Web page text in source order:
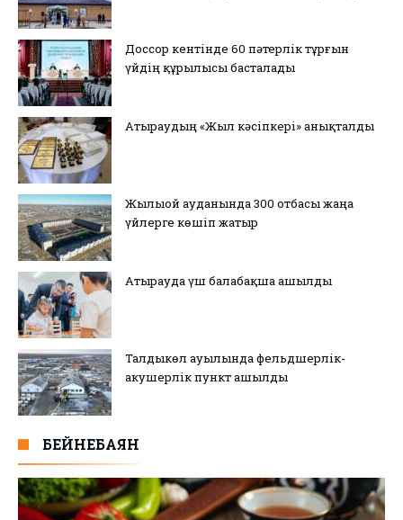
Доссор кентінде 60 пәтерлік тұрғын
үйдің құрылысы басталады
Атыраудың «Жыл кәсіпкері» анықталды
Жылыой ауданында 300 отбасы жаңа
үйлерге көшіп жатыр
Атырауда үш балабақша ашылды
Талдыкөл ауылында фельдшерлік-
акушерлік пункт ашылды
БЕЙНЕБАЯН